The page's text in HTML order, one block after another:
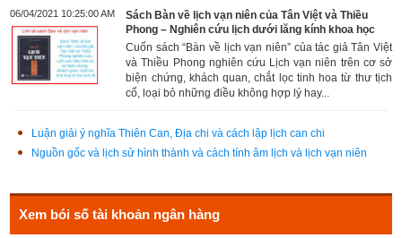
06/04/2021 10:25:00 AM
Sách Bàn về lịch vạn niên của Tân Việt và Thiều
Phong – Nghiên cứu lịch dưới lăng kính khoa học
Cuốn sách “Bàn về lịch vạn niên” của tác giả Tân Việt
và Thiều Phong nghiên cứu Lịch vạn niên trên cơ sở
biện chứng, khách quan, chắt lọc tinh hoa từ thư tịch
cổ, loại bỏ những điều không hợp lý hay...
Luận giải ý nghĩa Thiên Can, Địa chi và cách lập lịch can chi
Nguồn gốc và lịch sử hình thành và cách tính âm lịch và lịch vạn niên
Xem bói số tài khoản ngân hàng